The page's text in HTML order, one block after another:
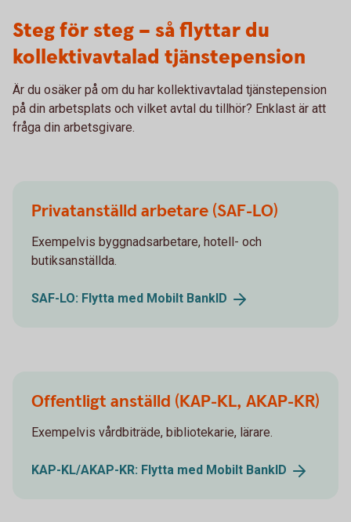
Steg för steg – så flyttar du
kollektivavtalad tjänstepension
Är du osäker på om du har kollektivavtalad tjänstepension
på din arbetsplats och vilket avtal du tillhör? Enklast är att
fråga din arbetsgivare.
Privatanställd arbetare (SAF-LO)
Exempelvis byggnadsarbetare, hotell- och
butiksanställda.
SAF-LO: Flytta med Mobilt BankID
Offentligt anställd (KAP-KL, AKAP-KR)
Exempelvis vårdbiträde, bibliotekarie, lärare.
KAP-KL/AKAP-KR: Flytta med Mobilt BankID